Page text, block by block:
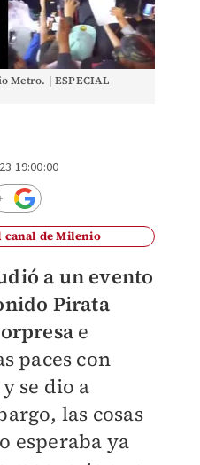
Metro. | ESPECIAL
19:00:00
canal de Milenio
a un evento
Pirata
e
paces con
se dio a
las cosas
esperaba ya